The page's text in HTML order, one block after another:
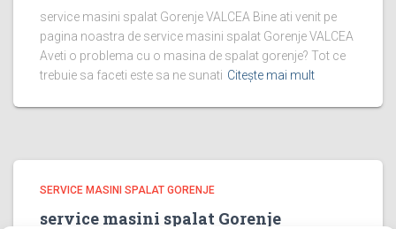
service masini spalat Gorenje VALCEA Bine ati venit pe
pagina noastra de service masini spalat Gorenje VALCEA
Aveti o problema cu o masina de spalat gorenje? Tot ce
trebuie sa faceti este sa ne sunati Citește mai mult
SERVICE MASINI SPALAT GORENJE
service masini spalat Gorenje